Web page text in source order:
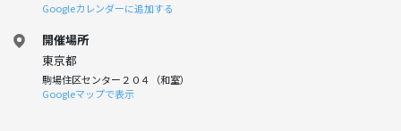
Googleカレンダーに追加する
開催場所
東京都
駒場住区センター２０４（和室）
Googleマップで表示